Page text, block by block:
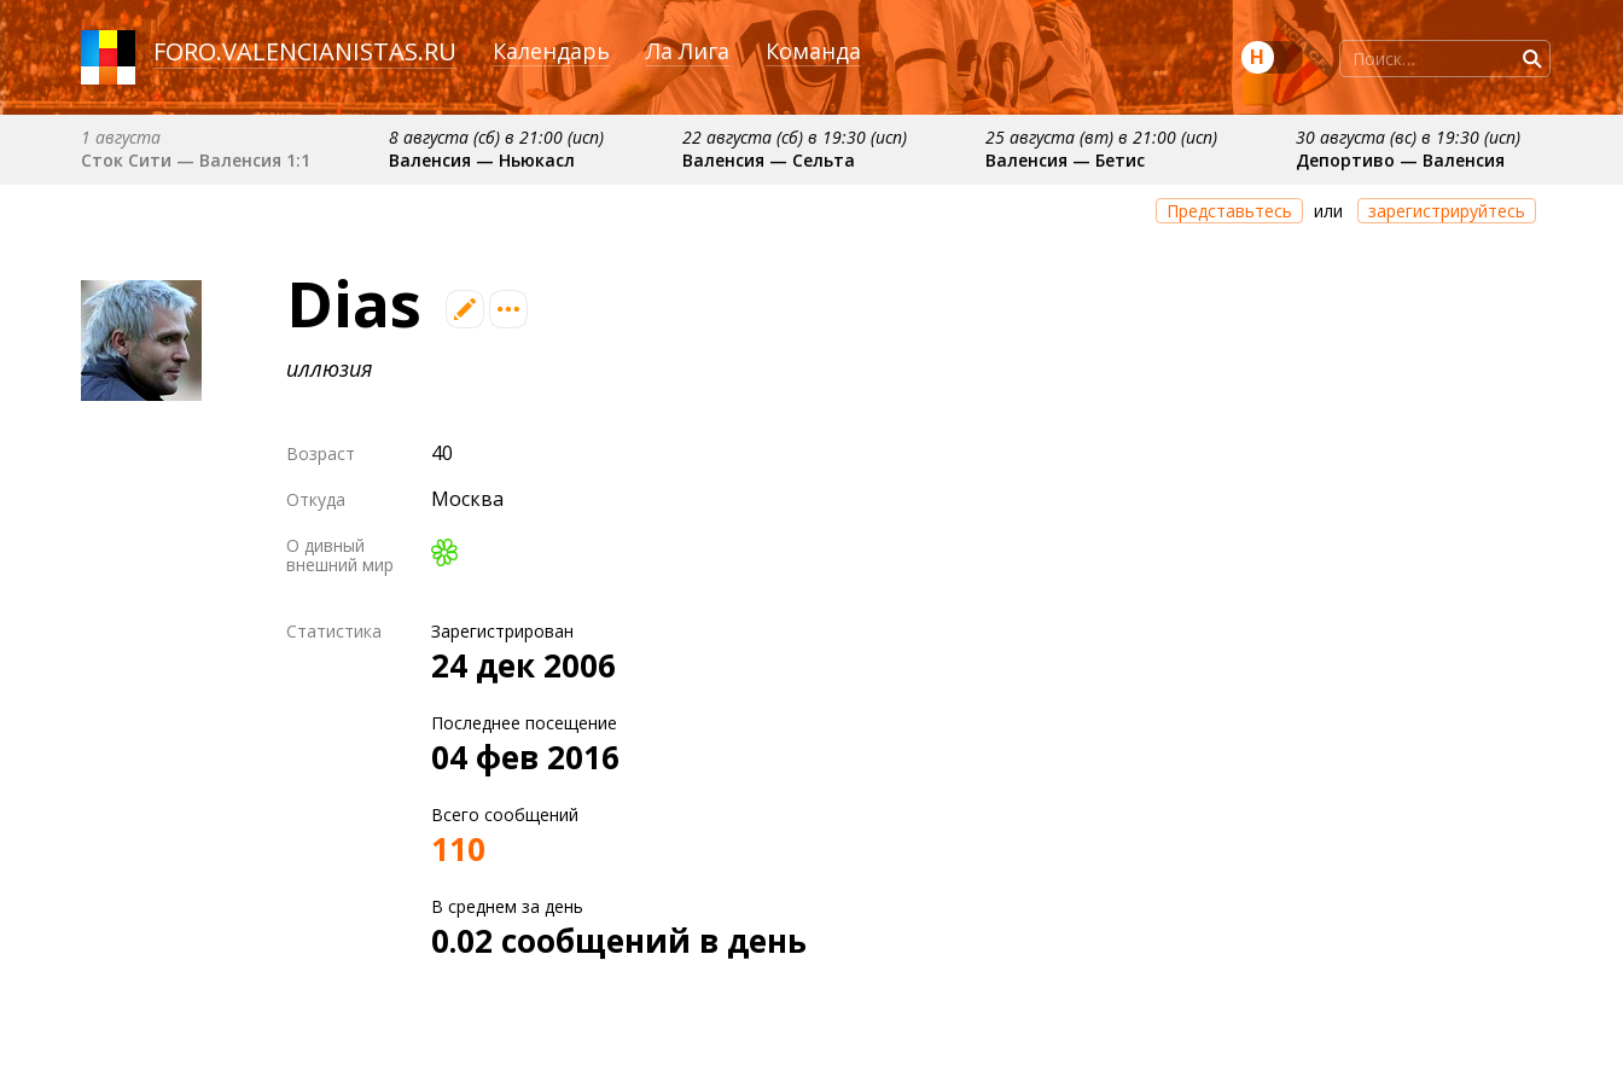
FORO.VALENCIANISTAS.RU Календарь Ла Лига Команда Н
1 августа
Сток Сити — Валенсия 1:1
8 августа (сб) в 21:00 (исп)
Валенсия — Ньюкасл
22 августа (сб) в 19:30 (исп)
Валенсия — Сельта
25 августа (вт) в 21:00 (исп)
Валенсия — Бетис
30 августа (вс) в 19:30 (исп)
Депортиво — Валенсия
примерно 11 октября
Расинг — Валенсия
примерно 18 октября
Валенсия — Атлетик
Представьтесь или зарегистрируйтесь
Dias
иллюзия
Возраст 40
Откуда Москва
О дивный
внешний мир
Статистика Зарегистрирован
24 дек 2006
Последнее посещение
04 фев 2016
Всего сообщений
110
В среднем за день
0.02 сообщений в день